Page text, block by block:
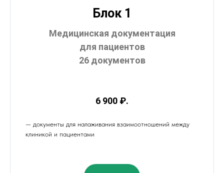
Блок 1
Медицинская документация
для пациентов
26 документов
6 900 ₽.
— документы для налаживания взаимоотношений между
клиникой и пациентами